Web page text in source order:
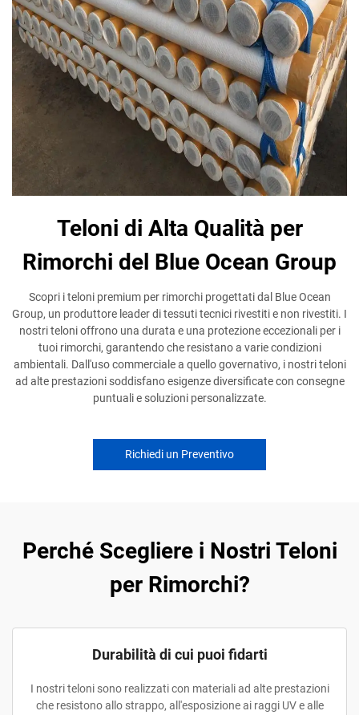
Teloni di Alta Qualità per
Rimorchi del Blue Ocean Group
Scopri i teloni premium per rimorchi progettati dal Blue Ocean
Group, un produttore leader di tessuti tecnici rivestiti e non rivestiti. I
nostri teloni offrono una durata e una protezione eccezionali per i
tuoi rimorchi, garantendo che resistano a varie condizioni
ambientali. Dall'uso commerciale a quello governativo, i nostri teloni
ad alte prestazioni soddisfano esigenze diversificate con consegne
puntuali e soluzioni personalizzate.
Richiedi un Preventivo
Perché Scegliere i Nostri Teloni
per Rimorchi?
Durabilità di cui puoi fidarti
I nostri teloni sono realizzati con materiali ad alte prestazioni
che resistono allo strappo, all'esposizione ai raggi UV e alle